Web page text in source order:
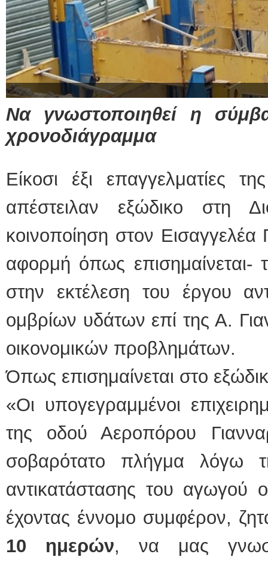
Να γνωστοποιηθεί η
χρονοδιάγραμμα
Είκοσι έξι επαγγελματίες
απέστειλαν εξώδικο στη
κοινοποίηση στον
αφορμή όπως επισημαίνεται-
στην εκτέλεση του έργου
ομβρίων υδάτων επί της Α.
οικονομικών προβλημάτων.
Όπως επισημαίνεται στο
«Οι υπογεγραμμένοι
της οδού Αεροπόρου
σοβαρότατο πλήγμα λόγω
αντικατάστασης του αγωγού
έχοντας έννομο συμφέρον,
10 ημερών, να μας